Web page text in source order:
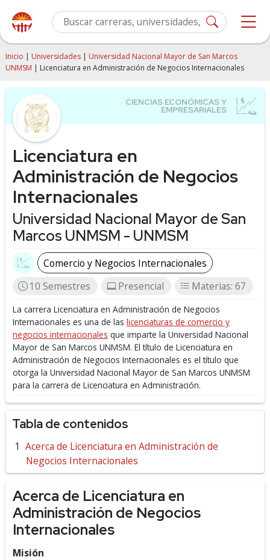
Inicio | Universidades | Universidad Nacional Mayor de San Marcos
UNMSM | Licenciatura en Administración de Negocios Internacionales
Licenciatura en
Administración de Negocios
Internacionales
Universidad Nacional Mayor de San
Marcos UNMSM - UNMSM
Comercio y Negocios Internacionales
10 Semestres
Presencial Materias: 67
La carrera Licenciatura en Administración de Negocios
Internacionales es una de las licenciaturas de comercio y
negocios internacionales que imparte la Universidad Nacional
Mayor de San Marcos UNMSM. El título de Licenciatura en
Administración de Negocios Internacionales es el título que
otorga la Universidad Nacional Mayor de San Marcos UNMSM
para la carrera de Licenciatura en Administración.
Tabla de contenidos
Acerca de Licenciatura en Administración de
Negocios Internacionales
Acerca de Licenciatura en
Administración de Negocios
Internacionales
Misión